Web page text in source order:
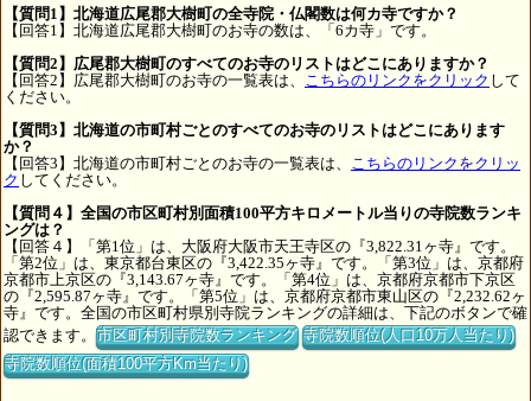
【質問1】北海道広尾郡大樹町の全寺院・仏閣数は何カ寺ですか？
【回答1】北海道広尾郡大樹町のお寺の数は、「6カ寺」です。
【質問2】広尾郡大樹町のすべてのお寺のリストはどこにありますか？
【回答2】広尾郡大樹町のお寺の一覧表は、 こちらのリンクをクリック して
ください。
【質問3】北海道の市町村ごとのすべてのお寺のリストはどこにあります
か？
【回答3】北海道の市町村ごとのお寺の一覧表は、 こちらのリンクをクリッ
ク してください。
【質問４】全国の市区町村別面積100平方キロメートル当りの寺院数ランキ
ングは？
【回答４】「第1位」は、大阪府大阪市天王寺区の『3,822.31ヶ寺』です。
「第2位」は、東京都台東区の『3,422.35ヶ寺』です。「第3位」は、京都府
京都市上京区の『3,143.67ヶ寺』です。「第4位」は、京都府京都市下京区
の『2,595.87ヶ寺』です。「第5位」は、京都府京都市東山区の『2,232.62ヶ
寺』です。全国の市区町村県別寺院ランキングの詳細は、下記のボタンで確
認できます。市区町村別寺院数ランキング 寺院数順位(人口10万人当たり)
寺院数順位(面積100平方Km当たり)